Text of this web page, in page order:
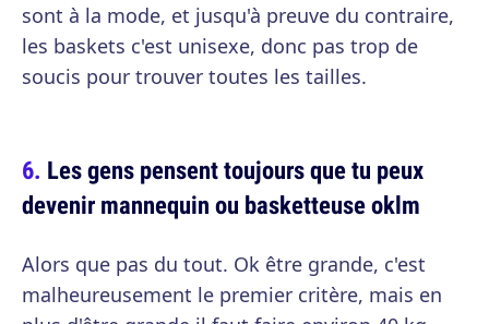
sont à la mode, et jusqu'à preuve du contraire,
les baskets c'est unisexe, donc pas trop de
soucis pour trouver toutes les tailles.
Les gens pensent toujours que tu peux
devenir mannequin ou basketteuse oklm
Alors que pas du tout. Ok être grande, c'est
malheureusement le premier critère, mais en